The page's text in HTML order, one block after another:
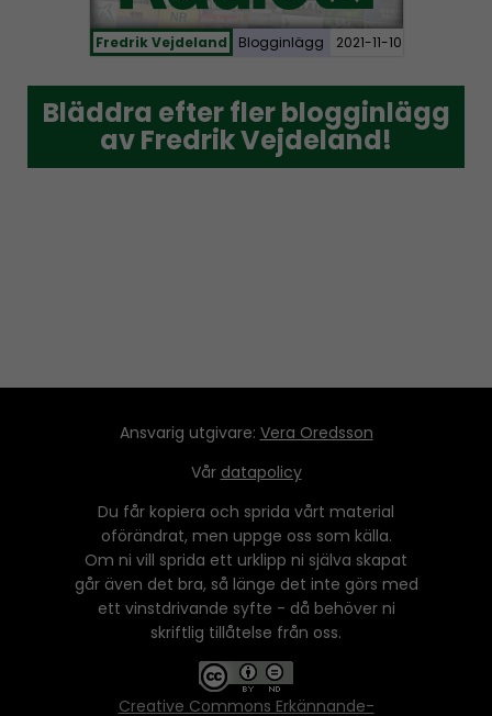
Fredrik Vejdeland Blogginlägg 2021-11-10
Bläddra efter fler blogginlägg
av Fredrik Vejdeland!
Bläddra efter fler blogginlägg
av Fredrik Vejdeland!
Ansvarig utgivare: Vera Oredsson
Vår datapolicy
Du får kopiera och sprida vårt material
oförändrat, men uppge oss som källa.
Om ni vill sprida ett urklipp ni själva skapat
går även det bra, så länge det inte görs med
ett vinstdrivande syfte - då behöver ni
skriftlig tillåtelse från oss.
Creative Commons Erkännande-